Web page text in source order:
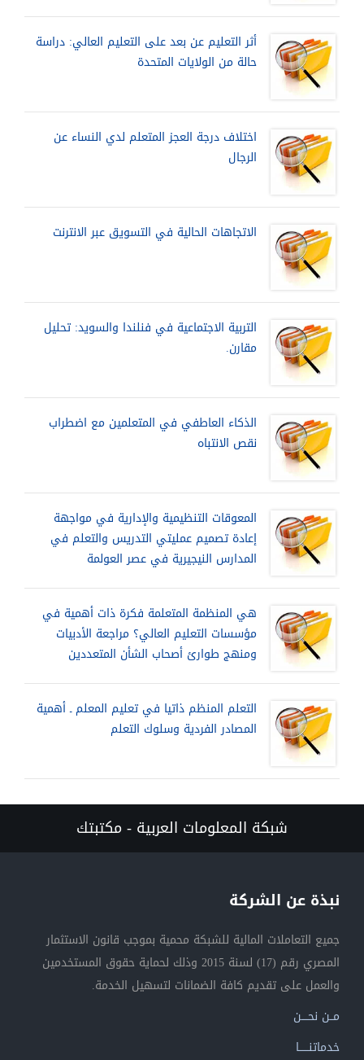
أثر التعليم عن بعد على التعليم العالي: دراسة
حالة من الولايات المتحدة
اختلاف درجة العجز المتعلم لدي النساء عن
الرجال
الاتجاهات الحالية في التسويق عبر الانترنت
التربية الاجتماعية في فنلندا والسويد: تحليل
مقارن.
الذكاء العاطفي في المتعلمين مع اضطراب
نقص الانتباه
المعوقات التنظيمية والإدارية في مواجهة
إعادة تصميم عمليتي التدريس والتعلم في
المدارس النيجيرية في عصر العولمة
هي المنظمة المتعلمة فكرة ذات أهمية في
مؤسسات التعليم العالي؟ مراجعة الأدبيات
ومنهج طوارئ أصحاب الشأن المتعددين
التعلم المنظم ذاتيا في تعليم المعلم ـ أهمية
المصادر الفردية وسلوك التعلم
شبكة المعلومات العربية - مكتبتك
نبذة عن الشركة
جميع التعاملات المالية للشبكة محمية بموجب قانون الاستثمار
المصري رقم (17) لسنة 2015 وذلك لحماية حقوق المستخدمين
والعمل على تقديم كافة الضمانات لتسهيل الخدمة.
مــن نحــــن
خدماتنــــــا